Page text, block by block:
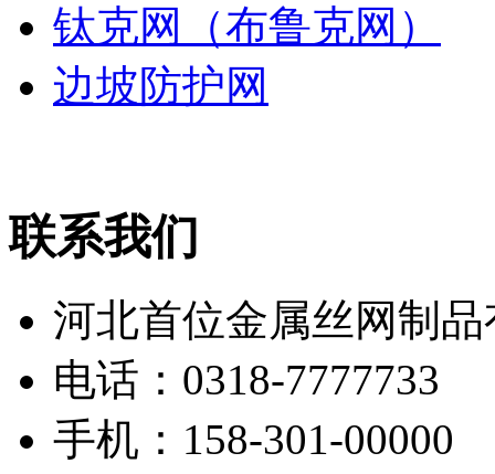
钛克网（布鲁克网）
边坡防护网
联系我们
河北首位金属丝网制
电话：0318-7777733
手机：158-301-00000